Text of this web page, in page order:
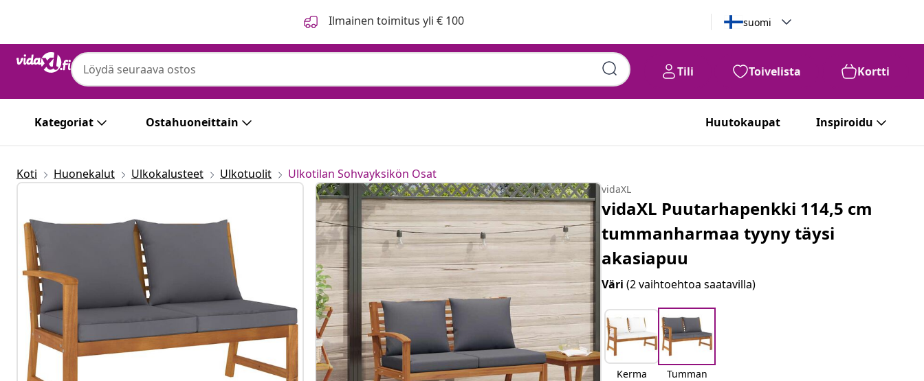
Ilmainen toimitus yli € 100 suomi
Tili Toivelista Kortti
Kategoriat Ostahuoneittain Huutokaupat Inspiroidu
Koti Huonekalut Ulkokalusteet Ulkotuolit Ulkotilan Sohvayksikön Osat
vidaXL
vidaXL Puutarhapenkki 114,5 cm
tummanharmaa tyyny täysi
akasiapuu
Väri(2 vaihtoehtoa saatavilla)
Kerma
Tumman